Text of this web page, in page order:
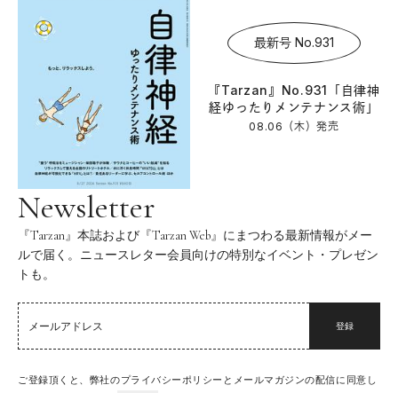
最新号 No.931
『Tarzan』No.931「自律神
経ゆったりメンテナンス術」
08.06（木）発売
Newsletter
『Tarzan』本誌および『Tarzan Web』にまつわる最新情報がメー
ルで届く。ニュースレター会員向けの特別なイベント・プレゼン
トも。
登録
ご登録頂くと、弊社のプライバシーポリシーとメールマガジンの配信に同意し